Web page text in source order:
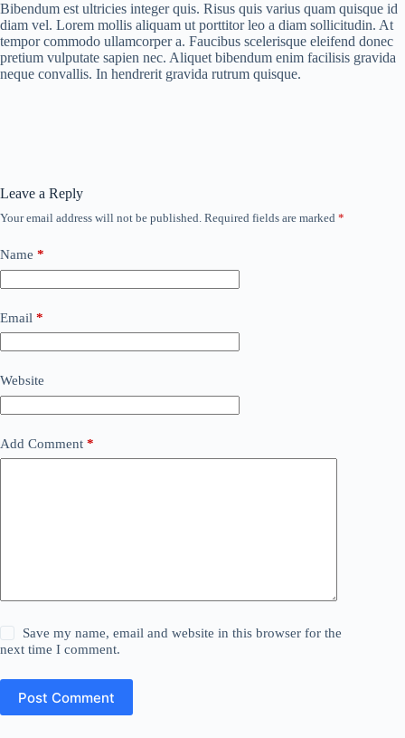
Bibendum est ultricies integer quis. Risus quis varius quam quisque id
diam vel. Lorem mollis aliquam ut porttitor leo a diam sollicitudin. At
tempor commodo ullamcorper a. Faucibus scelerisque eleifend donec
pretium vulputate sapien nec. Aliquet bibendum enim facilisis gravida
neque convallis. In hendrerit gravida rutrum quisque.
Leave a Reply
Your email address will not be published. Required fields are marked *
Name *
Email *
Website
Add Comment *
Save my name, email and website in this browser for the
next time I comment.
Post Comment